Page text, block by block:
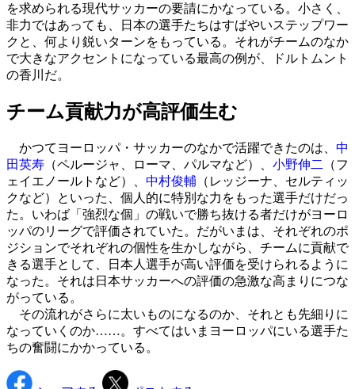
を求められる現代サッカーの要請にかなっている。小さく、
非力ではあっても、日本の選手たちはすばやいステップワー
クと、何より鋭いターンをもっている。それがチームのなか
で大きなアクセントになっている最高の例が、ドルトムント
の香川だ。
チーム貢献力が高評価生む
かつてヨーロッパ・サッカーのなかで活躍できたのは、 中
田英寿 （ペルージャ、ローマ、パルマなど）、 小野伸二
（フ
ェイエノールトなど）、 中村俊輔 （レッジーナ、セルティッ
クなど）といった、個人的に特別な力をもった選手だけだっ
た。いわば「強烈な個」の戦いで勝ち抜ける者だけがヨーロ
ッパのリーグで評価されていた。だがいまは、それぞれのポ
ジションでそれぞれの個性を生かしながら、チームに貢献で
きる選手として、日本人選手が高い評価を受けられるように
なった。それは日本サッカーへの評価の急激な高まりにつな
がっている。
その流れがさらに太いものになるのか、それとも先細りに
なっていくのか……。すべてはいまヨーロッパにいる選手た
ちの奮闘にかかっている。